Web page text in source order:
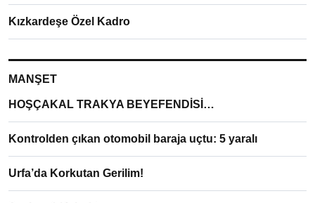
Kızkardeşe Özel Kadro
MANŞET
HOŞÇAKAL TRAKYA BEYEFENDİSİ…
Kontrolden çıkan otomobil baraja uçtu: 5 yaralı
Urfa’da Korkutan Gerilim!